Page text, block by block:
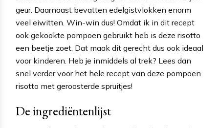
geur. Daarnaast bevatten edelgistvlokken enorm
veel eiwitten. Win-win dus! Omdat ik in dit recept
ook gekookte pompoen gebruikt heb is deze risotto
een beetje zoet. Dat maak dit gerecht dus ook ideaal
voor kinderen. Heb je inmiddels al trek? Lees dan
snel verder voor het hele recept van deze pompoen
risotto met geroosterde spruitjes!
De ingrediëntenlijst